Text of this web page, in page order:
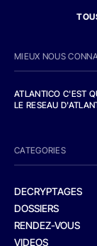
MIEUX NOUS
ATLANTICO C'EST
LE RESEAU
CATEGORIES
DECRYPTAGES
DOSSIERS
RENDEZ-VOUS
VIDEOS